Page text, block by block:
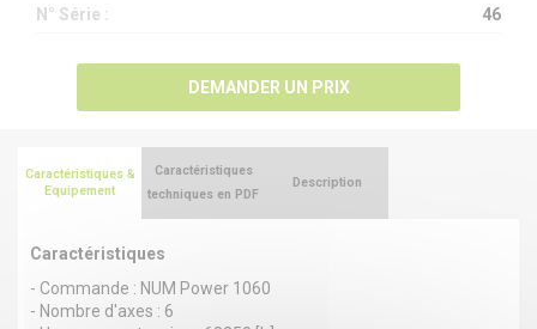
N° Série : 46
DEMANDER UN PRIX
Caractéristiques &
Equipement
Caractéristiques
- Commande : NUM Power 1060
- Nombre d'axes : 6
Caractéristiques
techniques en PDF
Description